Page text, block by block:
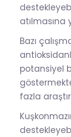
atılmasına
Bazı
potansiyel
fazla